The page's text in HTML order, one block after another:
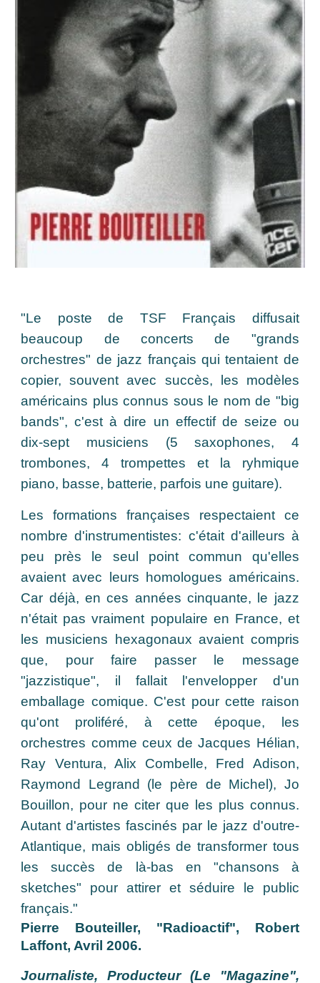
"Le poste de TSF Français diffusait
beaucoup de concerts de "grands
orchestres" de jazz français qui tentaient de
copier, souvent avec succès, les modèles
américains plus connus sous le nom de "big
bands", c'est à dire un effectif de seize ou
dix-sept musiciens (5 saxophones, 4
trombones, 4 trompettes et la ryhmique
piano, basse, batterie, parfois une guitare).
Les formations françaises respectaient ce
nombre d'instrumentistes: c'était d'ailleurs à
peu près le seul point commun qu'elles
avaient avec leurs homologues américains.
Car déjà, en ces années cinquante, le jazz
n'était pas vraiment populaire en France, et
les musiciens hexagonaux avaient compris
que, pour faire passer le message
"jazzistique", il fallait l'envelopper d'un
emballage comique. C'est pour cette raison
qu'ont proliféré, à cette époque, les
orchestres comme ceux de Jacques Hélian,
Ray Ventura, Alix Combelle, Fred Adison,
Raymond Legrand (le père de Michel), Jo
Bouillon, pour ne citer que les plus connus.
Autant d'artistes fascinés par le jazz d'outre-
Atlantique, mais obligés de transformer tous
les succès de là-bas en "chansons à
sketches" pour attirer et séduire le public
français."
Pierre Bouteiller, "Radioactif", Robert
Laffont, Avril 2006.
Journaliste, Producteur (Le "Magazine",